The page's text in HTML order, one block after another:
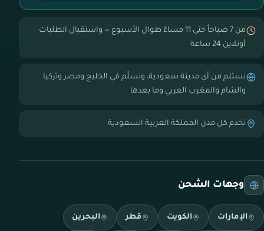
من 7 صباحاً حتى 11 مساءً طوال الأسبوع — واستقبال الطلبات
أونلاين 24 ساعة
نستلم من أي مدينة سعودية، ونسلّم في الخليج ومصر وتركيا
والشام والمغرب العربي وما بعدها
نخدم كل مدن المملكة العربية السعودية
وجهات الشحن
الإمارات الكويت قطر البحرين